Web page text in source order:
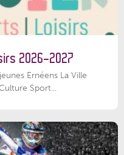
2026-2027
Ernéens La Ville
Sport...